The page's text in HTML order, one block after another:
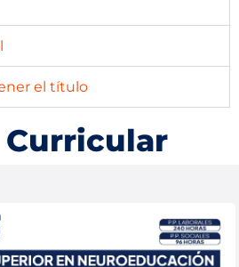
el título
Curricular